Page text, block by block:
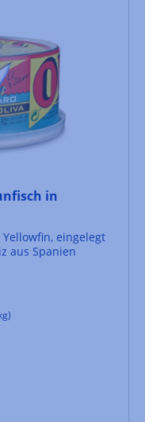
in
eingelegt
aus Spanien